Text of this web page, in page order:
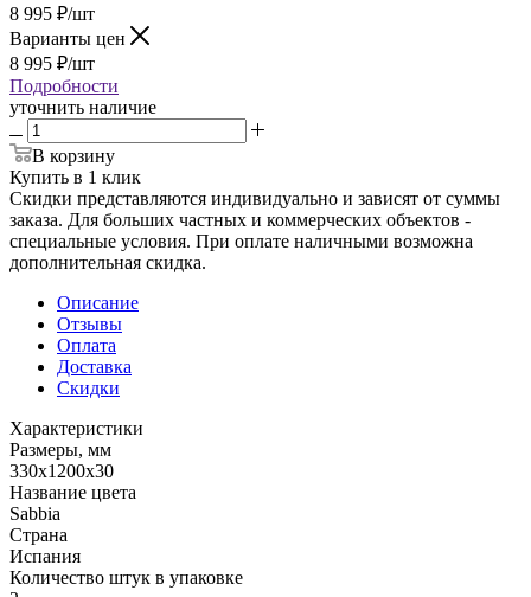
8 995 ₽/шт
Варианты цен
8 995 ₽/шт
Подробности
уточнить наличие
В корзину
Купить в 1 клик
Скидки представляются индивидуально и зависят от суммы
заказа. Для больших частных и коммерческих объектов -
специальные условия. При оплате наличными возможна
дополнительная скидка.
Описание
Отзывы
Оплата
Доставка
Скидки
Характеристики
Размеры, мм
330x1200x30
Название цвета
Sabbia
Страна
Испания
Количество штук в упаковке